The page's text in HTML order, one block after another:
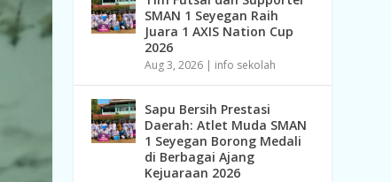
SMAN 1 Seyegan Raih
Juara 1 AXIS Nation Cup
2026
Aug 3, 2026 | info sekolah
Sapu Bersih Prestasi
Daerah: Atlet Muda SMAN
1 Seyegan Borong Medali
di Berbagai Ajang
Kejuaraan 2026